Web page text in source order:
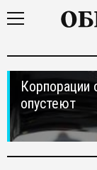
Корпорации
опустеют